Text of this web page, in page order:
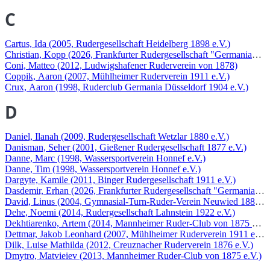
C
Cartus, Ida (2005, Rudergesellschaft Heidelberg 1898 e.V.)
Christian, Kopp (2026, Frankfurter Rudergesellschaft "Germania"
Coni, Matteo (2012, Ludwigshafener Ruderverein von 1878)
Coppik, Aaron (2007, Mühlheimer Ruderverein 1911 e.V.)
Crux, Aaron (1998, Ruderclub Germania Düsseldorf 1904 e.V.)
D
Daniel, Ilanah (2009, Rudergesellschaft Wetzlar 1880 e.V.)
Danisman, Seher (2001, Gießener Rudergesellschaft 1877 e.V.)
Danne, Marc (1998, Wassersportverein Honnef e.V.)
Danne, Tim (1998, Wassersportverein Honnef e.V.)
Dargyte, Kamile (2011, Binger Rudergesellschaft 1911 e.V.)
Dasdemir, Erhan (2026, Frankfurter Rudergesellschaft "Germania"
David, Linus (2004, Gymnasial-Turn-Ruder-Verein Neuwied 1882
Dehe, Noemi (2014, Rudergesellschaft Lahnstein 1922 e.V.)
Dekhtiarenko, Artem (2014, Mannheimer Ruder-Club von 1875 e.V.)
Dettmar, Jakob Leonhard (2007, Mühlheimer Ruderverein 1911 e.V.)
Dilk, Luise Mathilda (2012, Creuznacher Ruderverein 1876 e.V.)
Dmytro, Matvieiev (2013, Mannheimer Ruder-Club von 1875 e.V.)